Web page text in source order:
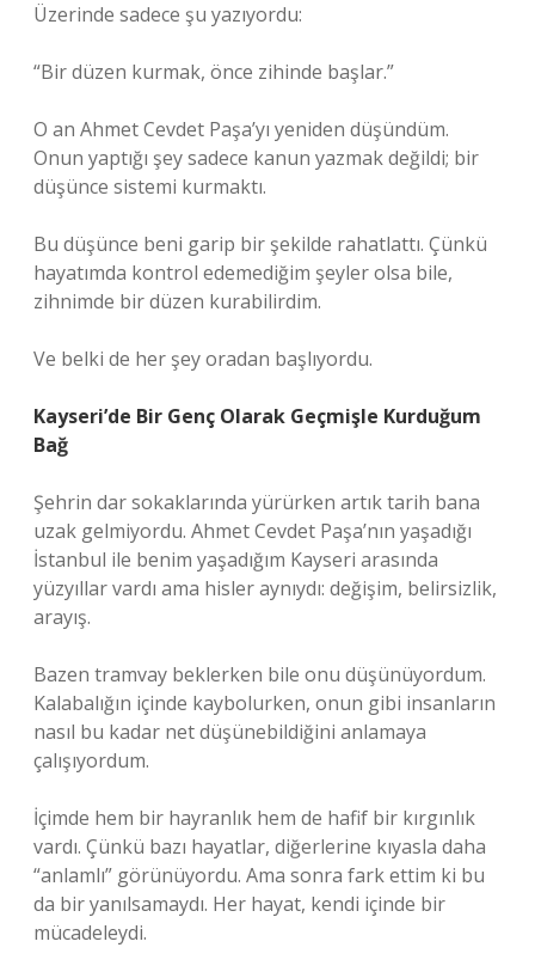
Üzerinde sadece şu yazıyordu:
“Bir düzen kurmak, önce zihinde başlar.”
O an Ahmet Cevdet Paşa’yı yeniden düşündüm.
Onun yaptığı şey sadece kanun yazmak değildi; bir
düşünce sistemi kurmaktı.
Bu düşünce beni garip bir şekilde rahatlattı. Çünkü
hayatımda kontrol edemediğim şeyler olsa bile,
zihnimde bir düzen kurabilirdim.
Ve belki de her şey oradan başlıyordu.
Kayseri’de Bir Genç Olarak Geçmişle Kurduğum
Bağ
Şehrin dar sokaklarında yürürken artık tarih bana
uzak gelmiyordu. Ahmet Cevdet Paşa’nın yaşadığı
İstanbul ile benim yaşadığım Kayseri arasında
yüzyıllar vardı ama hisler aynıydı: değişim, belirsizlik,
arayış.
Bazen tramvay beklerken bile onu düşünüyordum.
Kalabalığın içinde kaybolurken, onun gibi insanların
nasıl bu kadar net düşünebildiğini anlamaya
çalışıyordum.
İçimde hem bir hayranlık hem de hafif bir kırgınlık
vardı. Çünkü bazı hayatlar, diğerlerine kıyasla daha
“anlamlı” görünüyordu. Ama sonra fark ettim ki bu
da bir yanılsamaydı. Her hayat, kendi içinde bir
mücadeleydi.